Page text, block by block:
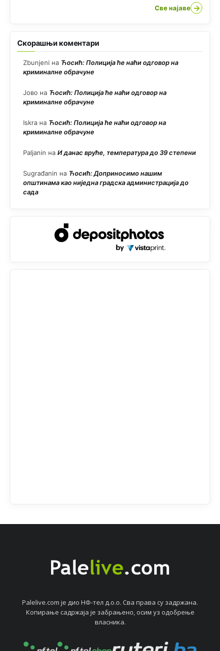
Све најаве →
Скорашњи коментари
Zbunjeni на Ћосић: Полиција ће наћи одговор на
криминалне обрачуне
Јово на Ћосић: Полиција ће наћи одговор на
криминалне обрачуне
Iskra на Ћосић: Полиција ће наћи одговор на
криминалне обрачуне
Paljanin на И данас вруће, температура до 39 степени
Sugrađanin на Ћосић: Доприносимо нашим
општинама као ниједна градска администрација до
сада
Palelive.com јe дио НФ-тeл д.о.о. Сва права су задржана.
Копирањe садржаја јe забрањeно, осим уз одобрeњe
власника.